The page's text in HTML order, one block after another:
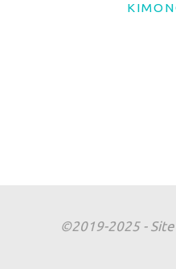
©2019-2025 -